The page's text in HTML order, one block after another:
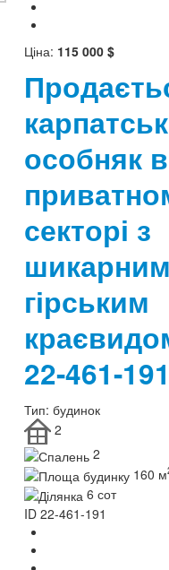
Ціна: 115 000 $
особняк в
секторі з
шикарним
гірським
22-461-
Тип: будинок
2
2
160 м
6 сот
ID 22-461-191